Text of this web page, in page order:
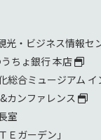
・ビジネス情報セ
ちょ銀行 本店
総合ミュージアム
カンファレンス
室
Ｅガーデン」